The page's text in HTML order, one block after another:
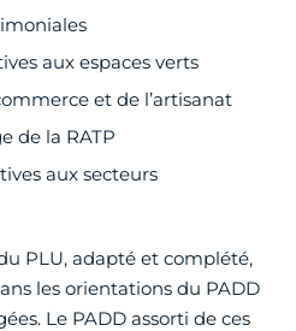
aux espaces verts
et de l’artisanat
de la RATP
aux secteurs
PLU, adapté et complété,
les orientations du PADD
Le PADD assorti de ces